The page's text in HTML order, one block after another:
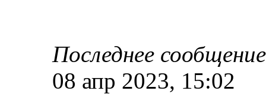
Последнее
08 апр 2023, 15:02